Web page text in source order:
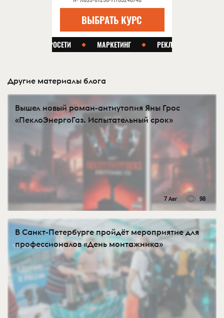
Другие материалы блога
Вышел новый роман-антиутопия Яны Грос
«ПеклоЭнергоГаз. Испытательный срок»
7 Авг 98
В Санкт-Петербурге пройдёт мероприятие для
профессионалов «День монтажника»